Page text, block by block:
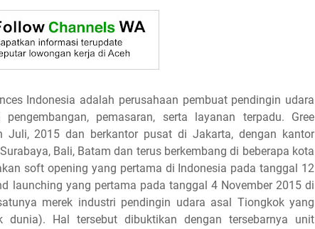
Indonesia adalah perusahaan pembuat pendingin udara
pemasaran, serta layanan terpadu. Gree
Juli, 2015 dan berkantor pusat di Jakarta, dengan kantor
Bali, Batam dan terus berkembang di beberapa kota
soft opening yang pertama di Indonesia pada tanggal 12
launching yang pertama pada tanggal 4 November 2015 di
merek industri pendingin udara asal Tiongkok yang
dunia). Hal tersebut dibuktikan dengan tersebarnya unit